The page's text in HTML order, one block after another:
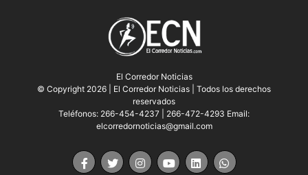
El Corredor Noticias
© Copyright 2026 | El Corredor Noticias | Todos los derechos
reservados
Teléfonos: 266-454-4237 | 266-472-4293 Email:
elcorredornoticias@gmail.com